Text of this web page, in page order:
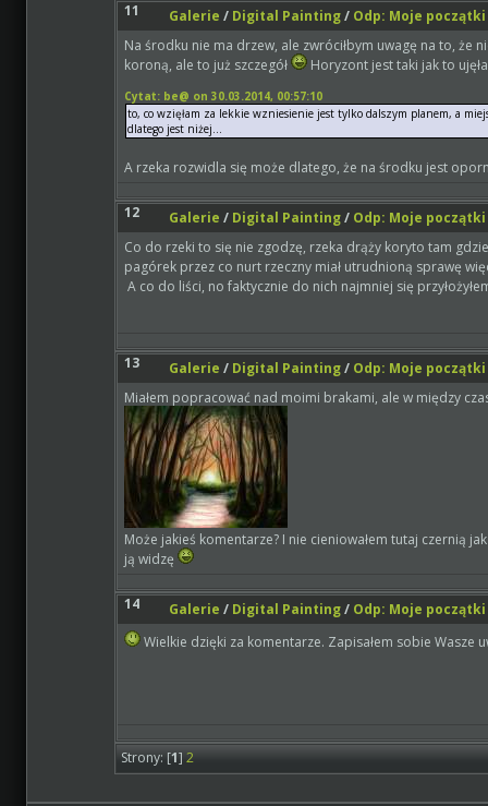
11 Galerie / Digital Painting/ Odp: Moje
Na środku nie ma drzew, ale zwróciłbym uwagę na to,
koroną, ale to już szczegół
Horyzont jest taki jak to
Cytat: be@ on 30.03.2014, 00:57:10
to, co wzięłam za lekkie wzniesienie jest tylko dalszym planem, a
dlatego jest niżej...
A rzeka rozwidla się może dlatego, że na środku jest
12 Galerie / Digital Painting/ Odp: Moje
Co do rzeki to się nie zgodzę, rzeka drąży koryto tam
pagórek przez co nurt rzeczny miał utrudnioną sprawę
A co do liści, no faktycznie do nich najmniej się
13 Galerie / Digital Painting/ Odp: Moje
Miałem popracować nad moimi brakami, ale w między
Może jakieś komentarze? I nie cieniowałem tutaj czernią
ją widzę
14 Galerie / Digital Painting/ Odp: Moje
Wielkie dzięki za komentarze. Zapisałem sobie
Strony: [1] 2